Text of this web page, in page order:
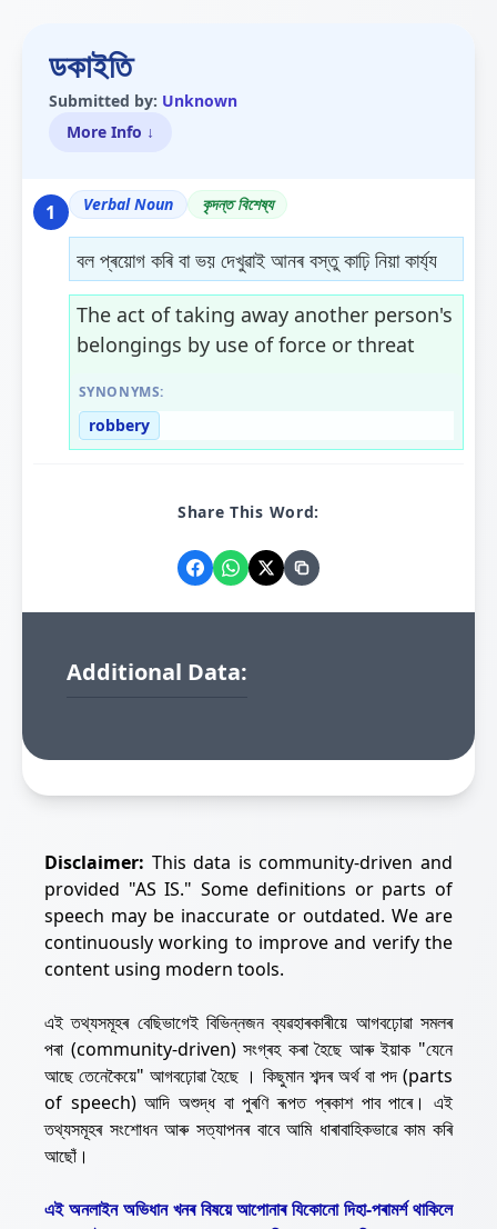
ডকাইতি
Submitted by: Unknown
More Info ↓
1 Verbal Noun কৃদন্ত বিশেষ্য
বল প্ৰয়োগ কৰি বা ভয় দেখুৱাই আনৰ বস্তু কাঢ়ি নিয়া কাৰ্য্য
The act of taking away another person's
belongings by use of force or threat
SYNONYMS:
robbery
Share This Word:
Additional Data:
Disclaimer: This data is community-driven and
provided "AS IS." Some definitions or parts of
speech may be inaccurate or outdated. We are
continuously working to improve and verify the
content using modern tools.
এই তথ্যসমূহৰ বেছিভাগেই বিভিন্নজন ব্যৱহাৰকাৰীয়ে আগবঢ়োৱা সমলৰ
পৰা (community-driven) সংগ্ৰহ কৰা হৈছে আৰু ইয়াক "যেনে
আছে তেনেকৈয়ে" আগবঢ়োৱা হৈছে । কিছুমান শব্দৰ অৰ্থ বা পদ (parts
of speech) আদি অশুদ্ধ বা পুৰণি ৰূপত প্ৰকাশ পাব পাৰে। এই
তথ্যসমূহৰ সংশোধন আৰু সত্যাপনৰ বাবে আমি ধাৰাবাহিকভাৱে কাম কৰি
আছোঁ।
এই অনলাইন অভিধান খনৰ বিষয়ে আপোনাৰ যিকোনো দিহা-পৰামৰ্শ থাকিলে